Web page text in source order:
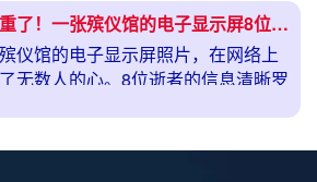
太沉重了！一张殡仪馆的电子显示屏8位逝者，有6人未能活到55岁
仪馆的电子显示屏照片，在网络上
无数人的心。8位逝者的信息清晰罗